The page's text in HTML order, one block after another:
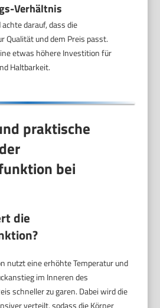
Verhältnis
darauf, dass die
Qualität und dem Preis passt.
etwas höhere Investition für
Haltbarkeit.
praktische
bei
die
nutzt eine erhöhte Temperatur und
im Inneren des
schneller zu garen. Dabei wird die
verteilt, sodass die Körner